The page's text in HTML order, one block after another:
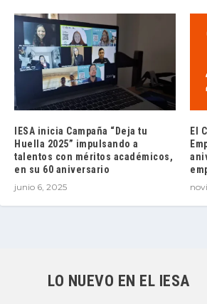
IESA inicia Campaña “Deja tu
Huella 2025” impulsando a
talentos con méritos académicos,
en su 60 aniversario
junio 6, 2025
El
LO NUEVO EN EL IESA